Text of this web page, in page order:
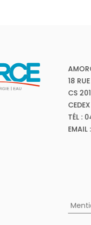
18
CS
CEDEX
TÉL :
EMAIL